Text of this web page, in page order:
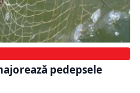
pedepsele